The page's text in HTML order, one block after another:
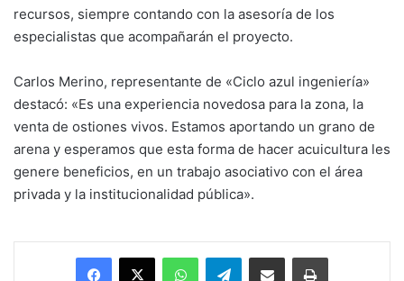
recursos, siempre contando con la asesoría de los
especialistas que acompañarán el proyecto.
Carlos Merino, representante de «Ciclo azul ingeniería»
destacó: «Es una experiencia novedosa para la zona, la
venta de ostiones vivos. Estamos aportando un grano de
arena y esperamos que esta forma de hacer acuicultura les
genere beneficios, en un trabajo asociativo con el área
privada y la institucionalidad pública».
Facebook
X WhatsAppTelegramEnviar vía email Imprimir